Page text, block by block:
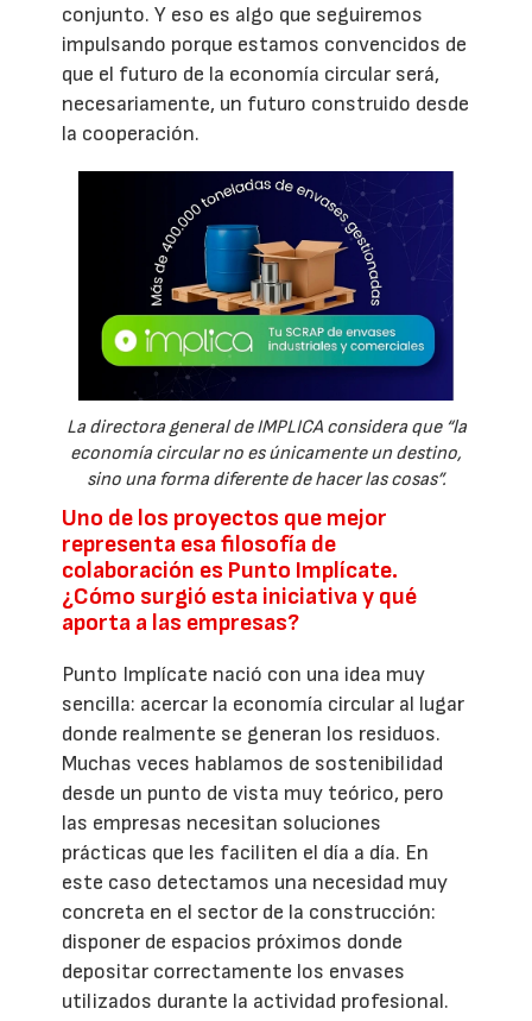
conjunto. Y eso es algo que seguiremos
impulsando porque estamos convencidos de
que el futuro de la economía circular será,
necesariamente, un futuro construido desde
la cooperación.
La directora general de IMPLICA considera que “la
economía circular no es únicamente un destino,
sino una forma diferente de hacer las cosas”.
Uno de los proyectos que mejor
representa esa filosofía de
colaboración es Punto Implícate.
¿Cómo surgió esta iniciativa y qué
aporta a las empresas?
Punto Implícate nació con una idea muy
sencilla: acercar la economía circular al lugar
donde realmente se generan los residuos.
Muchas veces hablamos de sostenibilidad
desde un punto de vista muy teórico, pero
las empresas necesitan soluciones
prácticas que les faciliten el día a día. En
este caso detectamos una necesidad muy
concreta en el sector de la construcción:
disponer de espacios próximos donde
depositar correctamente los envases
utilizados durante la actividad profesional.